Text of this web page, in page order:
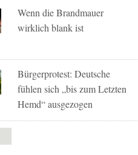
Wenn die Brandmauer
wirklich blank ist
Bürgerprotest: Deutsche
fühlen sich „bis zum Letzten
Hemd“ ausgezogen